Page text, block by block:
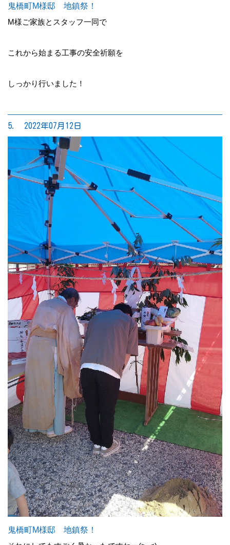
鬼橋町M様邸 地鎮祭！
M様ご家族とスタッフ一同で
これから始まる工事の安全祈願を
しっかり行いました！
5. 2022年07月12日
鬼橋町M様邸 地鎮祭！